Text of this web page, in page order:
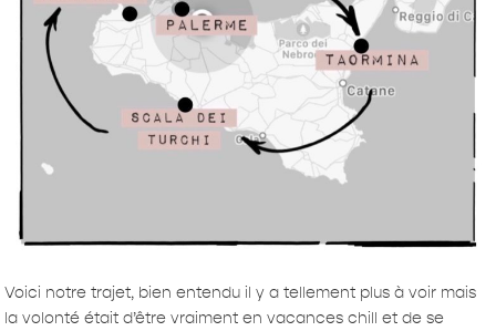
Voici notre trajet, bien entendu il y a tellement plus à voir mais
la volonté était d’être vraiment en vacances chill et de se